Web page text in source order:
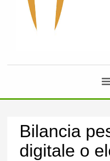
Bilancia
digitale o